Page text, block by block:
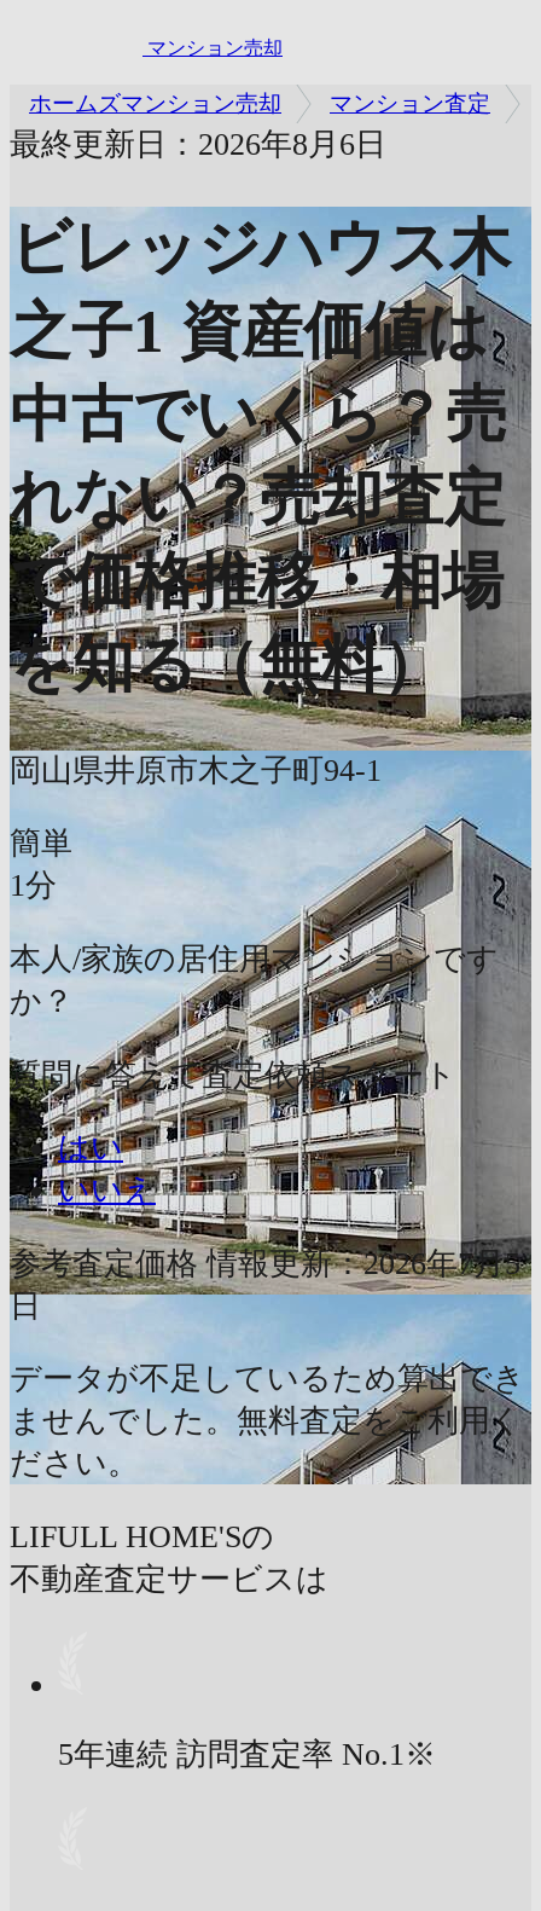
マンション売却
ホームズマンション売却 マンション査定
最終更新日：2026年8月6日
ビレッジハウス木
之子1 資産価値は
中古でいくら？売
れない？売却査定
で価格推移・相場
を知る（無料）
岡山県井原市木之子町94-1
簡単
1分
本人/家族の居住用マンションです
か？
質問に答えて査定依頼スタート
はい
いいえ
参考査定価格 情報更新：2026年7月5
日
データが不足しているため算出でき
ませんでした。無料査定をご利用く
ださい。
LIFULL HOME'Sの
不動産査定サービスは
5年連続 訪問査定率 No.1※